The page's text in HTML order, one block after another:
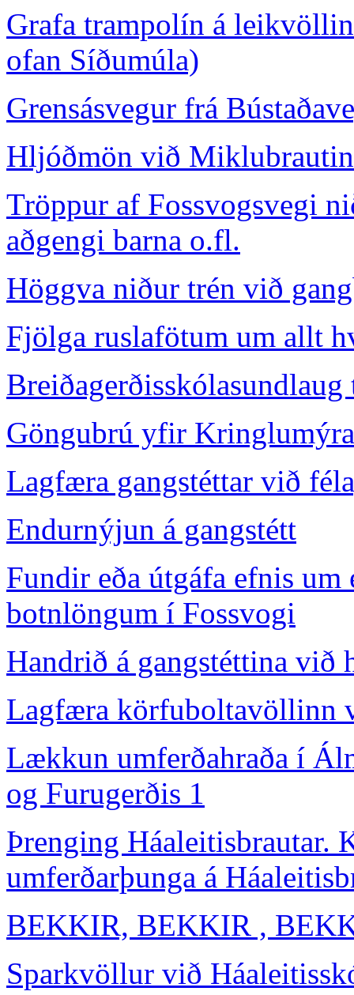
Grafa trampolín á
ofan Síðumúla)
Grensásvegur frá
Hljóðmön við
Tröppur af Fossvogsvegi
aðgengi barna o.fl.
Höggva niður trén við
Fjölga ruslafötum um allt
Göngubrú yfir
Lagfæra gangstéttar við
Endurnýjun á gangstétt
Fundir eða útgáfa efnis
botnlöngum í Fossvogi
Handrið á gangstéttina við
Lagfæra körfuboltavöllinn
Lækkun umferðahraða í
og Furugerðis 1
Þrenging Háaleitisbrautar.
umferðarþunga á
BEKKIR, BEKKIR ,
Sparkvöllur við